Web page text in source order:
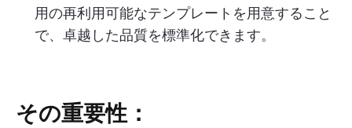
用の再利用可能なテンプレートを用意すること
で、卓越した品質を標準化できます。
その重要性：